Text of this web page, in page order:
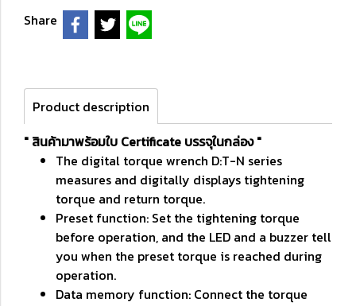
Share
Product description
" สินค้ามาพร้อมใบ Certificate บรรจุในกล่อง "
The digital torque wrench D:T-N series
measures and digitally displays tightening
torque and return torque.
Preset function: Set the tightening torque
before operation, and the LED and a buzzer tell
you when the preset torque is reached during
operation.
Data memory function: Connect the torque